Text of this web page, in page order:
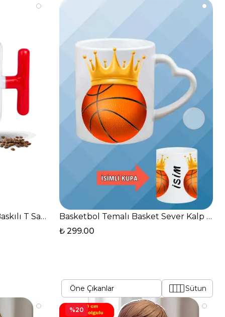
T Saplı Porselen Kupa Bardak
Basketbol Temalı Basket Sever Kalp
₺ 299.00
Sütun
%20